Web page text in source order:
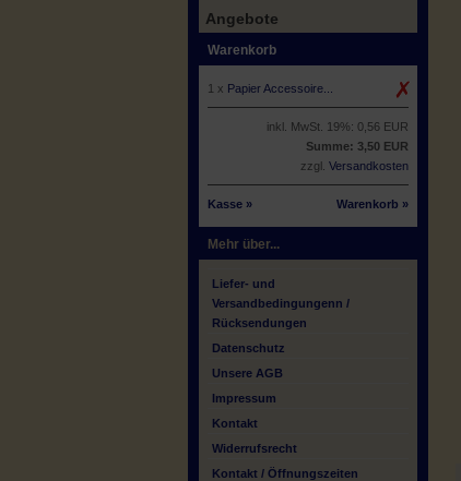
Angebote
Warenkorb
1 x Papier Accessoire...
inkl. MwSt. 19%: 0,56 EUR
Summe: 3,50 EUR
zzgl. Versandkosten
Kasse » Warenkorb »
Mehr über...
Liefer- und
Versandbedingungenn /
Rücksendungen
Datenschutz
Unsere AGB
Impressum
Kontakt
Widerrufsrecht
Kontakt / Öffnungszeiten